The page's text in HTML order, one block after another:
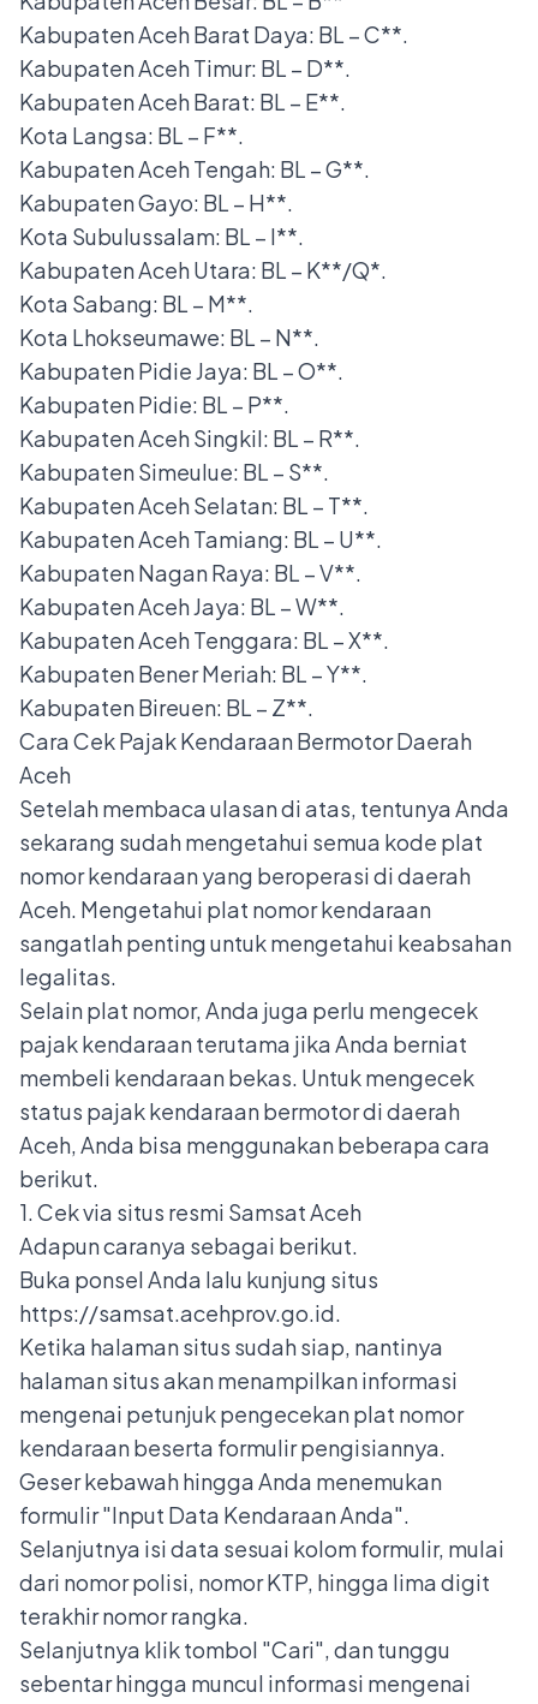
Kabupaten Aceh Barat Daya: BL – C**.
Kabupaten Aceh Timur: BL – D**.
Kabupaten Aceh Barat: BL – E**.
Kota Langsa: BL – F**.
Kabupaten Aceh Tengah: BL – G**.
Kabupaten Gayo: BL – H**.
Kota Subulussalam: BL – I**.
Kabupaten Aceh Utara: BL – K**/Q*.
Kota Sabang: BL – M**.
Kota Lhokseumawe: BL – N**.
Kabupaten Pidie Jaya: BL – O**.
Kabupaten Pidie: BL – P**.
Kabupaten Aceh Singkil: BL – R**.
Kabupaten Simeulue: BL – S**.
Kabupaten Aceh Selatan: BL – T**.
Kabupaten Aceh Tamiang: BL – U**.
Kabupaten Nagan Raya: BL – V**.
Kabupaten Aceh Jaya: BL – W**.
Kabupaten Aceh Tenggara: BL – X**.
Kabupaten Bener Meriah: BL – Y**.
Kabupaten Bireuen: BL – Z**.
Cara Cek Pajak Kendaraan Bermotor Daerah
Aceh
Setelah membaca ulasan di atas, tentunya Anda
sekarang sudah mengetahui semua kode plat
nomor kendaraan yang beroperasi di daerah
Aceh. Mengetahui plat nomor kendaraan
sangatlah penting untuk mengetahui keabsahan
legalitas.
Selain plat nomor, Anda juga perlu mengecek
pajak kendaraan terutama jika Anda berniat
membeli kendaraan bekas. Untuk mengecek
status pajak kendaraan bermotor di daerah
Aceh, Anda bisa menggunakan beberapa cara
berikut.
1. Cek via situs resmi Samsat Aceh
Adapun caranya sebagai berikut.
Buka ponsel Anda lalu kunjung situs
https://samsat.acehprov.go.id.
Ketika halaman situs sudah siap, nantinya
halaman situs akan menampilkan informasi
mengenai petunjuk pengecekan plat nomor
kendaraan beserta formulir pengisiannya.
Geser kebawah hingga Anda menemukan
formulir "Input Data Kendaraan Anda".
Selanjutnya isi data sesuai kolom formulir, mulai
dari nomor polisi, nomor KTP, hingga lima digit
terakhir nomor rangka.
Selanjutnya klik tombol "Cari", dan tunggu
sebentar hingga muncul informasi mengenai